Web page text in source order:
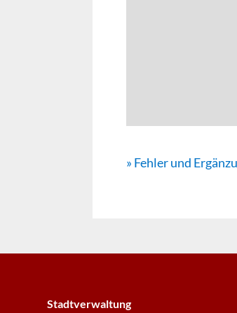
» Fehler und
Stadtverwaltung